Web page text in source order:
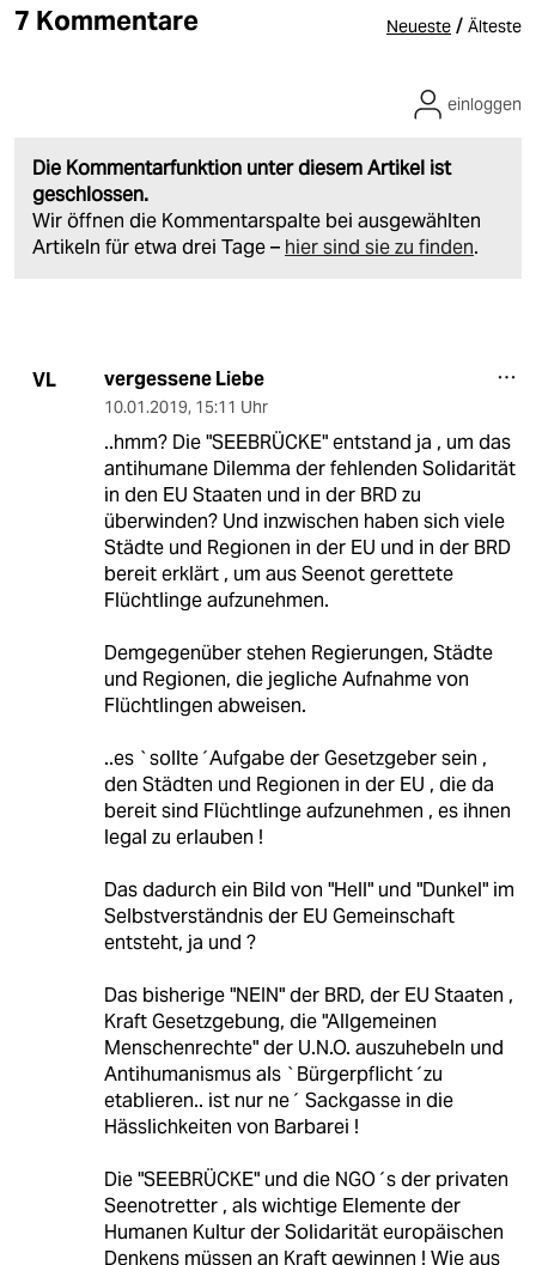
7 Kommentare Neueste / Älteste
Die Kommentarfunktion unter diesem Artikel ist
geschlossen.
Wir öffnen die Kommentarspalte bei ausgewählten
Artikeln für etwa drei Tage – hier sind sie zu finden.
einloggen
VL vergessene Liebe
10.01.2019, 15:11 Uhr
..hmm? Die "SEEBRÜCKE" entstand ja , um das
antihumane Dilemma der fehlenden Solidarität
in den EU Staaten und in der BRD zu
überwinden? Und inzwischen haben sich viele
Städte und Regionen in der EU und in der BRD
bereit erklärt , um aus Seenot gerettete
Flüchtlinge aufzunehmen.
Demgegenüber stehen Regierungen, Städte
und Regionen, die jegliche Aufnahme von
Flüchtlingen abweisen.
..es `sollte´Aufgabe der Gesetzgeber sein ,
den Städten und Regionen in der EU , die da
bereit sind Flüchtlinge aufzunehmen , es ihnen
legal zu erlauben !
Das dadurch ein Bild von "Hell" und "Dunkel" im
Selbstverständnis der EU Gemeinschaft
entsteht, ja und ?
Das bisherige "NEIN" der BRD, der EU Staaten ,
Kraft Gesetzgebung, die "Allgemeinen
Menschenrechte" der U.N.O. auszuhebeln und
Antihumanismus als `Bürgerpflicht´zu
etablieren.. ist nur ne´ Sackgasse in die
Hässlichkeiten von Barbarei !
Die "SEEBRÜCKE" und die NGO´s der privaten
Seenotretter , als wichtige Elemente der
Humanen Kultur der Solidarität europäischen
Denkens müssen an Kraft gewinnen ! Wie aus